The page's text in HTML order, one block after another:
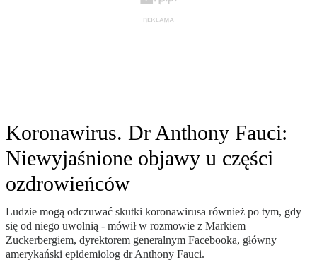
Koronawirus. Dr Anthony Fauci:
Niewyjaśnione objawy u części
ozdrowieńców
Ludzie mogą odczuwać skutki koronawirusa również po tym, gdy
się od niego uwolnią - mówił w rozmowie z Markiem
Zuckerbergiem, dyrektorem generalnym Facebooka, główny
amerykański epidemiolog dr Anthony Fauci.